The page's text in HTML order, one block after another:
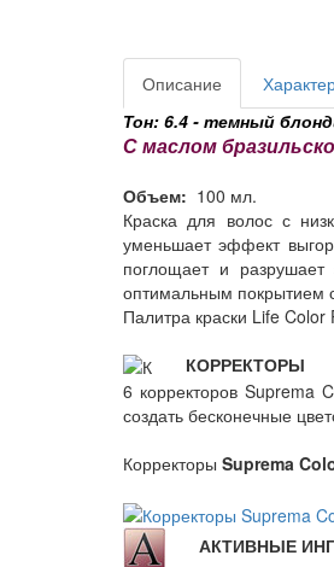
Описание
Тон: 6.4 - темный
С маслом
Объем: 100 мл.
Краска для волос с
уменьшает эффект
поглощает и
оптимальным покрытием
Палитра краски Life
КОРРЕКТОРЫ
6 корректоров Suprema
создать бесконечные
Корректоры Suprema
АКТИВНЫЕ